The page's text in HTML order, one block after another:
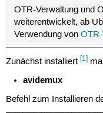
OTR-Verwaltung und
weiterentwickelt, ab
Verwendung von
Zunächst installiert [1]
avidemux
Befehl zum Installieren